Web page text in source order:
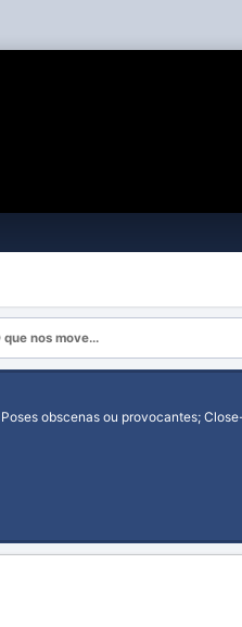
que nos move...
obscenas ou provocantes;